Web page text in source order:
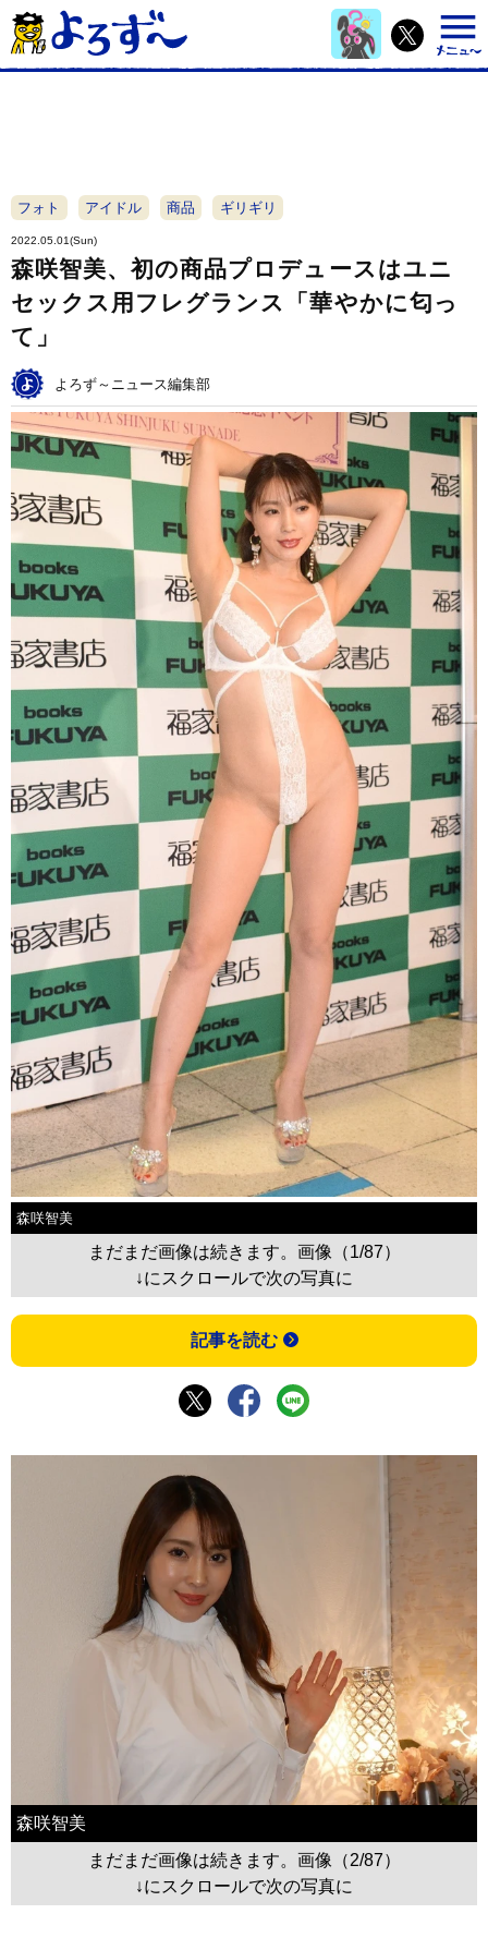
フォト アイドル 商品 ギリギリ
2022.05.01(Sun)
森咲智美、初の商品プロデュースはユニ
セックス用フレグランス「華やかに匂っ
て」
よろず～ニュース編集部
森咲智美
まだまだ画像は続きます。画像（1/87）
↓にスクロールで次の写真に
記事を読む
森咲智美
まだまだ画像は続きます。画像（2/87）
↓にスクロールで次の写真に